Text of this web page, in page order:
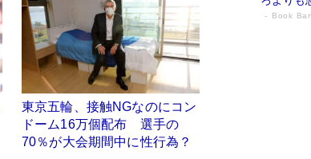
東京五輪、接触NGなのにコン
ドーム16万個配布 選手の
70％が大会期間中に性行為？
Book